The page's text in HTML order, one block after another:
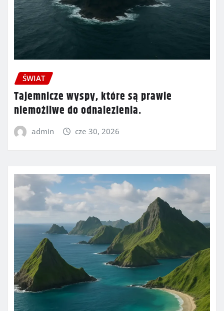
ŚWIAT
Tajemnicze wyspy, które są prawie
niemożliwe do odnalezienia.
admin cze 30, 2026